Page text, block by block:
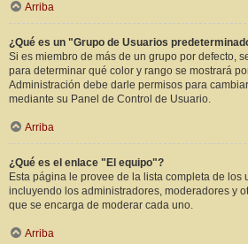
Arriba
¿Qué es un "Grupo de Usuarios
Si es miembro de más de un grupo por defecto,
para determinar qué color y rango se mostrará
Administración debe darle permisos para
mediante su Panel de Control de Usuario.
Arriba
¿Qué es el enlace "El equipo"?
Esta página le provee de la lista completa de los
incluyendo los administradores, moderadores y
que se encarga de moderar cada uno.
Arriba